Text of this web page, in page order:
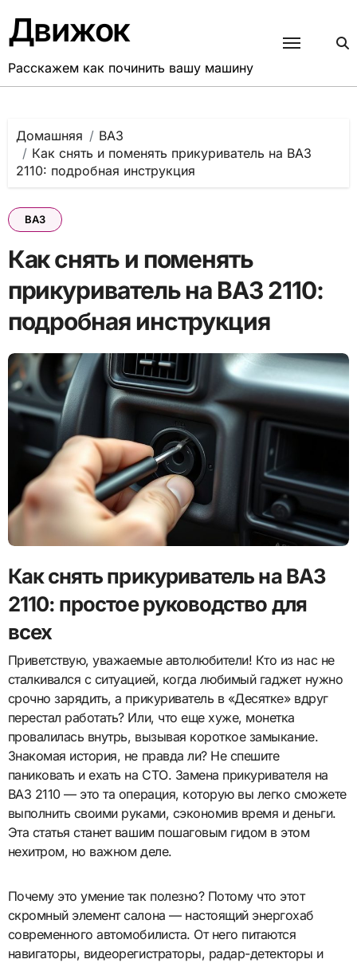
содержанию
Движок
Расскажем как починить вашу машину
Домашняя
ВАЗ
Как снять и поменять прикуриватель на ВАЗ
2110: подробная инструкция
ВАЗ
Как снять и поменять
прикуриватель на ВАЗ 2110:
подробная инструкция
Как снять прикуриватель на ВАЗ
2110: простое руководство для
всех
Приветствую, уважаемые автолюбители! Кто из нас не
сталкивался с ситуацией, когда любимый гаджет нужно
срочно зарядить, а прикуриватель в «Десятке» вдруг
перестал работать? Или, что еще хуже, монетка
провалилась внутрь, вызывая короткое замыкание.
Знакомая история, не правда ли? Не спешите
паниковать и ехать на СТО. Замена прикуривателя на
ВАЗ 2110 — это та операция, которую вы легко сможете
выполнить своими руками, сэкономив время и деньги.
Эта статья станет вашим пошаговым гидом в этом
нехитром, но важном деле.
Почему это умение так полезно? Потому что этот
скромный элемент салона — настоящий энергохаб
современного автомобилиста. От него питаются
навигаторы, видеорегистраторы, радар-детекторы и